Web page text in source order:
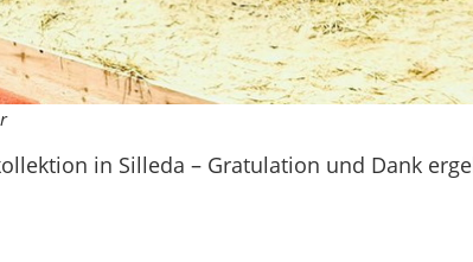
in Silleda – Gratulation und Dank